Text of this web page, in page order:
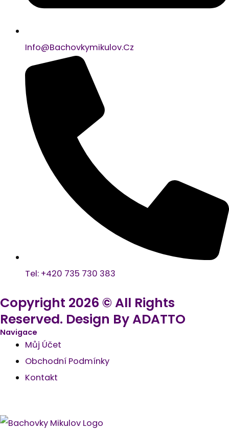
Info@bachovkymikulov.cz
Tel: +420 735 730 383
Copyright 2026 © All Rights
Reserved. Design By ADATTO
Navigace
Můj Účet
Obchodní Podmínky
Kontakt